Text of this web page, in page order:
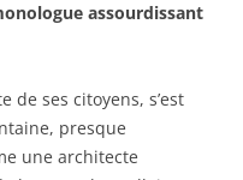
assourdissant
de ses citoyens, s’est
presque
une architecte